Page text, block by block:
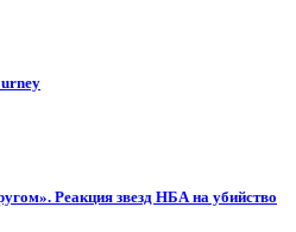
Реакция звезд НБА на убийство